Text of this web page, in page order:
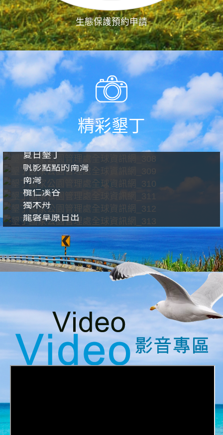
生態保護預約申請
精彩墾丁
夏日墾丁
帆影點點的南灣
南灣
欖仁溪谷
獨木舟
龍磐草原日出